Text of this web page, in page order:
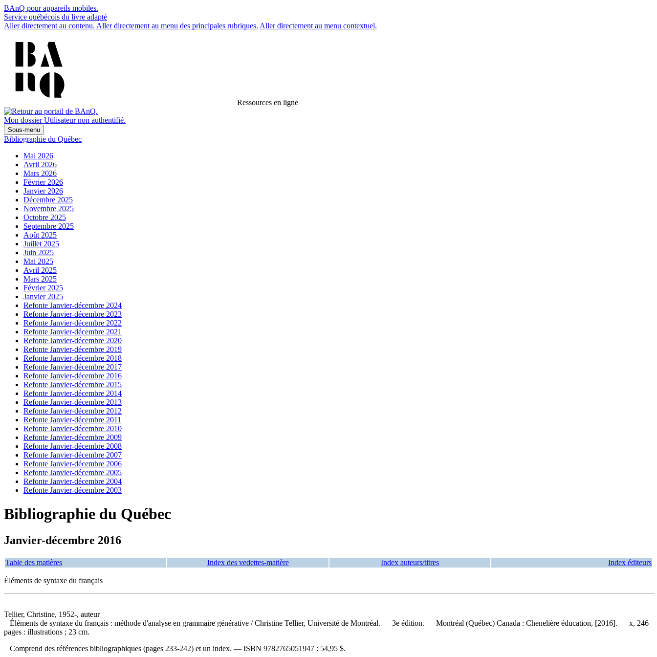
BAnQ pour appareils mobiles.
Service québécois du livre adapté
Aller directement au contenu. Aller directement au menu des principales rubriques. Aller directement au menu contextuel.
Ressources en ligne
Mon dossier Utilisateur non authentifié.
Sous-menu
Bibliographie du Québec
Mai 2026
Avril 2026
Mars 2026
Février 2026
Janvier 2026
Décembre 2025
Novembre 2025
Octobre 2025
Septembre 2025
Août 2025
Juillet 2025
Juin 2025
Mai 2025
Avril 2025
Mars 2025
Février 2025
Janvier 2025
Refonte Janvier-décembre 2024
Refonte Janvier-décembre 2023
Refonte Janvier-décembre 2022
Refonte Janvier-décembre 2021
Refonte Janvier-décembre 2020
Refonte Janvier-décembre 2019
Refonte Janvier-décembre 2018
Refonte Janvier-décembre 2017
Refonte Janvier-décembre 2016
Refonte Janvier-décembre 2015
Refonte Janvier-décembre 2014
Refonte Janvier-décembre 2013
Refonte Janvier-décembre 2012
Refonte Janvier-décembre 2011
Refonte Janvier-décembre 2010
Refonte Janvier-décembre 2009
Refonte Janvier-décembre 2008
Refonte Janvier-décembre 2007
Refonte Janvier-décembre 2006
Refonte Janvier-décembre 2005
Refonte Janvier-décembre 2004
Refonte Janvier-décembre 2003
Bibliographie du Québec
Janvier-décembre 2016
Table des matières Index des vedettes-matière Index auteurs/titres Index éditeurs
Éléments de syntaxe du français
Tellier, Christine, 1952-, auteur
Éléments de syntaxe du français : méthode d'analyse en grammaire générative / Christine Tellier, Université de Montréal. — 3e édition. — Montréal (Québec) Canada : Chenelière éducation, [2016]. — x, 246
pages : illustrations ; 23 cm.
Comprend des références bibliographiques (pages 233-242) et un index. — ISBN 9782765051947 : 54,95 $.